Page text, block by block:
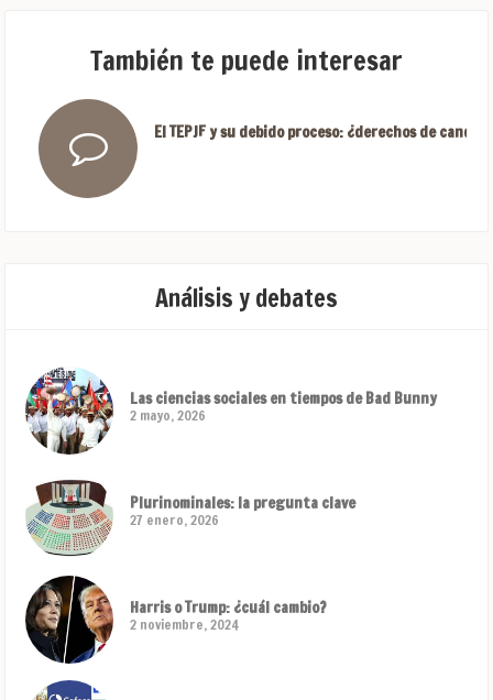
También te puede interesar
El TEPJF y su debido proceso: ¿derechos de
Análisis y debates
Las ciencias sociales en tiempos de Bad Bunny
2 mayo, 2026
Plurinominales: la pregunta clave
27 enero, 2026
Harris o Trump: ¿cuál cambio?
2 noviembre, 2024